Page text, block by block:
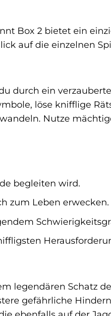
Box 2 bietet ein
auf die einzelnen
durch ein
löse knifflige
Nutze
begleiten wird.
zum Leben erwecken.
legendären Schatz
gefährliche